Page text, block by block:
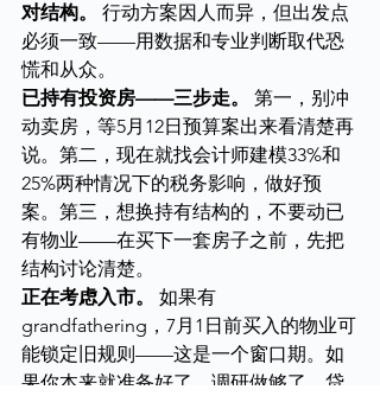
对结构。
行动方案因人而异，但出发点
必须一致——用数据和专业判断取代恐
慌和从众。
已持有投资房——三步走。
第一，别冲
动卖房，等5月12日预算案出来看清楚再
说。第二，现在就找会计师建模33%和
25%两种情况下的税务影响，做好预
案。第三，想换持有结构的，不要动已
有物业——在买下一套房子之前，先把
结构讨论清楚。
正在考虑入市。
如果有
grandfathering，7月1日前买入的物业可
能锁定旧规则——这是一个窗口期。如
果你本来就准备好了、调研做够了、贷